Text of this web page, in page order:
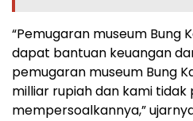
“Pemugaran museum Bung
dapat bantuan keuangan
pemugaran museum Bung
milliar rupiah dan kami tidak
mempersoalkannya,”